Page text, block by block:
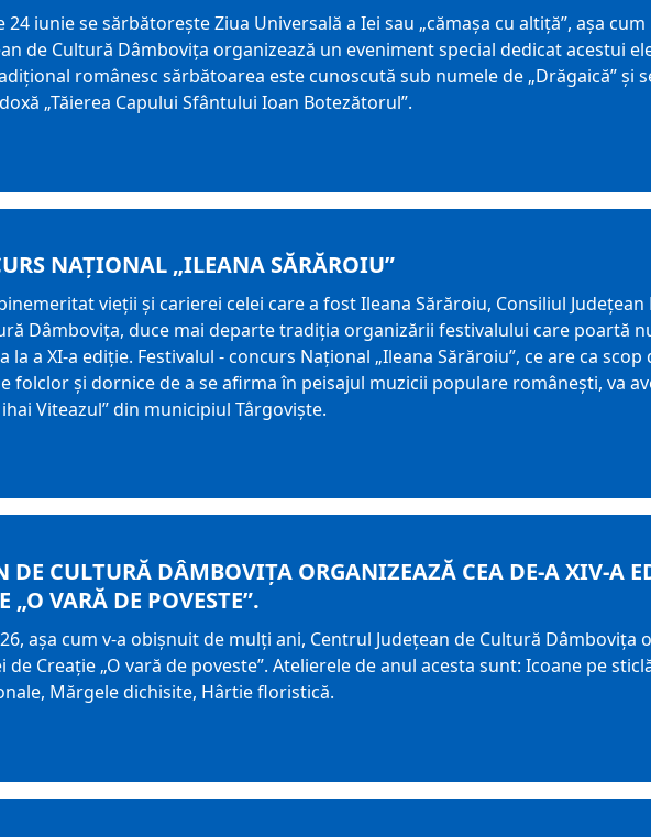
iunie se sărbătorește Ziua Universală a Iei sau „cămașa cu altiță”, așa
de Cultură Dâmbovița organizează un eveniment special dedicat acestui
românesc sărbătoarea este cunoscută sub numele de „Drăgaică” și
„Tăierea Capului Sfântului Ioan Botezătorul”.
NAŢIONAL „ILEANA SĂRĂROIU”
vieţii şi carierei celei care a fost Ileana Sărăroiu, Consiliul
Dâmboviţa, duce mai departe tradiţia organizării festivalului care poartă
la a XI-a ediţie. Festivalul - concurs Naţional „Ileana Sărăroiu”, ce are ca
folclor şi dornice de a se afirma în peisajul muzicii populare româneşti, va
Viteazul” din municipiul Târgoviște.
DE CULTURĂ DÂMBOVIȚA ORGANIZEAZĂ CEA DE-A XIV-A
„O VARĂ DE POVESTE”.
așa cum v-a obișnuit de mulți ani, Centrul Județean de Cultură Dâmbovița
de Creație „O vară de poveste”. Atelierele de anul acesta sunt: Icoane pe
Mărgele dichisite, Hârtie floristică.